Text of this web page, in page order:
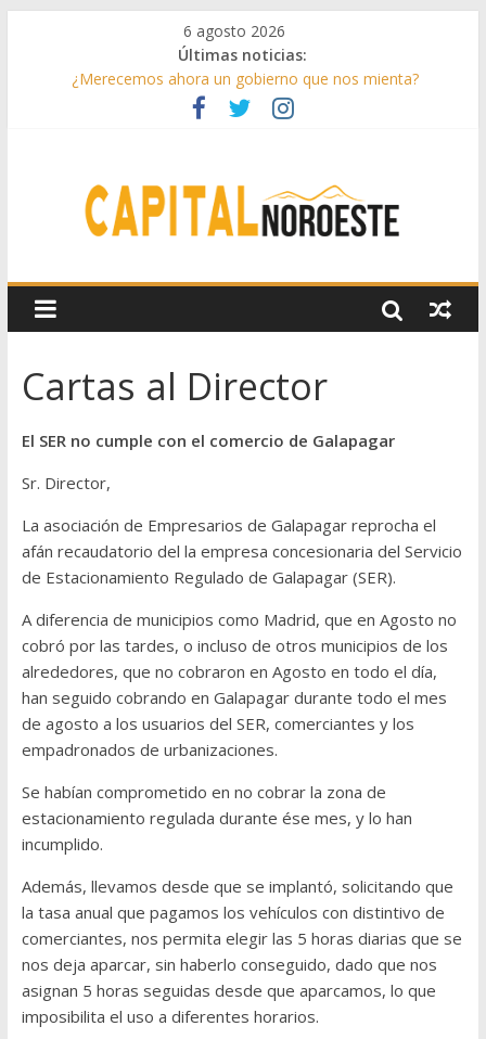
6 agosto 2026
Últimas noticias:
¿Merecemos ahora un gobierno que nos mienta?
Aprovechando el último verano
Infantino toma partido
Cartas al Director
El SER no cumple con el comercio de Galapagar
Sr. Director,
La asociación de Empresarios de Galapagar reprocha el
afán recaudatorio del la empresa concesionaria del Servicio
de Estacionamiento Regulado de Galapagar (SER).
A diferencia de municipios como Madrid, que en Agosto no
cobró por las tardes, o incluso de otros municipios de los
alrededores, que no cobraron en Agosto en todo el día,
han seguido cobrando en Galapagar durante todo el mes
de agosto a los usuarios del SER, comerciantes y los
empadronados de urbanizaciones.
Se habían comprometido en no cobrar la zona de
estacionamiento regulada durante ése mes, y lo han
incumplido.
Además, llevamos desde que se implantó, solicitando que
la tasa anual que pagamos los vehículos con distintivo de
comerciantes, nos permita elegir las 5 horas diarias que se
nos deja aparcar, sin haberlo conseguido, dado que nos
asignan 5 horas seguidas desde que aparcamos, lo que
imposibilita el uso a diferentes horarios.